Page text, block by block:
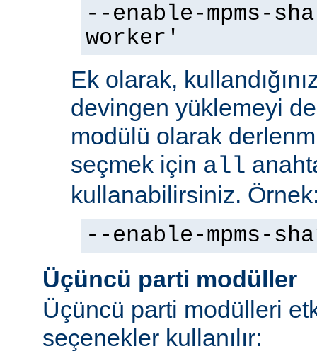
--enable-mpms-
worker'
Ek olarak,
devingen yüklemeyi
modülü olarak
seçmek için all
kullanabilirsiniz.
--enable-mpms-
Üçüncü parti modüller
Üçüncü parti modülleri
seçenekler kullanılır: